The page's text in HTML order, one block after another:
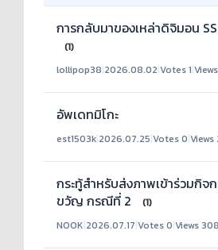
การกลับมาของเหล่าดิจิมอน
(1)
lollipop38|2026.08.02|Votes 1|
อัพเดทมิโกะ
est1503k|2026.07.25|Votes 0|Views
กระทู้สำหรับส่งภาพเข้าร่วมกิจ
ขวัญ กรณีที่ 2
(1)
NOOK|2026.07.17|Votes 0|Views 308